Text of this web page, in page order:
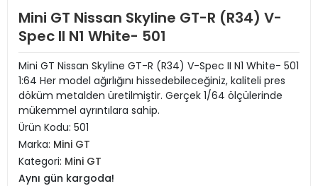
Mini GT Nissan Skyline GT-R (R34) V-
Spec II N1 White- 501
Mini GT Nissan Skyline GT-R (R34) V-Spec II N1 White- 501
1:64 Her model ağırlığını hissedebileceğiniz, kaliteli pres
döküm metalden üretilmiştir. Gerçek 1/64 ölçülerinde
mükemmel ayrıntılara sahip.
Ürün Kodu: 501
Marka: Mini GT
Kategori: Mini GT
Aynı gün kargoda!